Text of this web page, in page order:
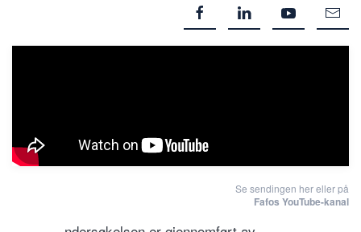
Se sendingen her eller på
Fafos YouTube-kanal